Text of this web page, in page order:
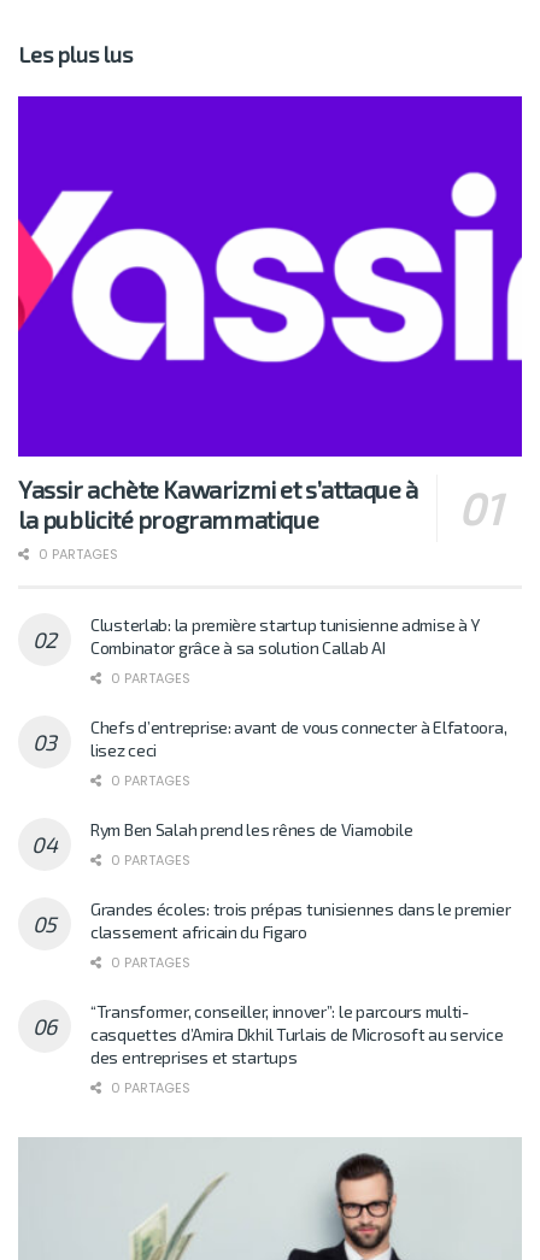
Les plus lus
Yassir achète Kawarizmi et s’attaque à
la publicité programmatique
0 PARTAGES
Clusterlab: la première startup tunisienne admise à Y
Combinator grâce à sa solution Callab AI
0 PARTAGES
Chefs d’entreprise: avant de vous connecter à Elfatoora,
lisez ceci
0 PARTAGES
Rym Ben Salah prend les rênes de Viamobile
0 PARTAGES
Grandes écoles: trois prépas tunisiennes dans le premier
classement africain du Figaro
0 PARTAGES
“Transformer, conseiller, innover”: le parcours multi-
casquettes d’Amira Dkhil Turlais de Microsoft au service
des entreprises et startups
0 PARTAGES